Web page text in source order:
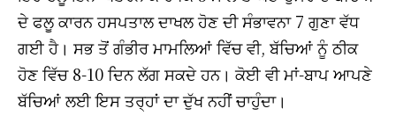
ਦੇ ਫਲੂ ਕਾਰਨ ਹਸਪਤਾਲ ਦਾਖਲ ਹੋਣ ਦੀ ਸੰਭਾਵਨਾ 7 ਗੁਣਾ ਵੱਧ
ਗਈ ਹੈ। ਸਭ ਤੋਂ ਗੰਭੀਰ ਮਾਮਲਿਆਂ ਵਿੱਚ ਵੀ, ਬੱਚਿਆਂ ਨੂੰ ਠੀਕ
ਹੋਣ ਵਿੱਚ 8-10 ਦਿਨ ਲੱਗ ਸਕਦੇ ਹਨ। ਕੋਈ ਵੀ ਮਾਂ-ਬਾਪ ਆਪਣੇ
ਬੱਚਿਆਂ ਲਈ ਇਸ ਤਰ੍ਹਾਂ ਦਾ ਦੁੱਖ ਨਹੀਂ ਚਾਹੁੰਦਾ।